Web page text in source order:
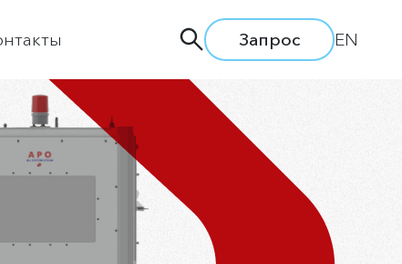
и семинары
Запрос EN